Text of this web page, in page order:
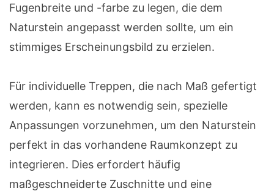
Fugenbreite und -farbe zu legen, die dem
Naturstein angepasst werden sollte, um ein
stimmiges Erscheinungsbild zu erzielen.
Für individuelle Treppen, die nach Maß gefertigt
werden, kann es notwendig sein, spezielle
Anpassungen vorzunehmen, um den Naturstein
perfekt in das vorhandene Raumkonzept zu
integrieren. Dies erfordert häufig
maßgeschneiderte Zuschnitte und eine